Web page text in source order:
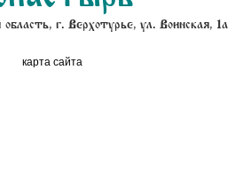
г. Верхотурье, ул. Воинская, 1а
карта сайта